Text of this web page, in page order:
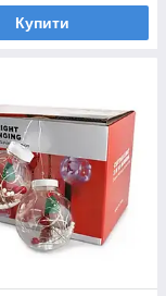
Купити